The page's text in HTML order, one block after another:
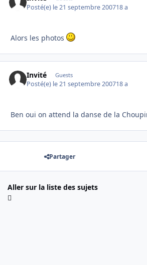
Posté(e) le 21 septembre 200718 a
Alors les photos
Invité Guests
Posté(e) le 21 septembre 200718 a
Ben oui on attend la danse de la
Partager
Aller sur la liste des sujets